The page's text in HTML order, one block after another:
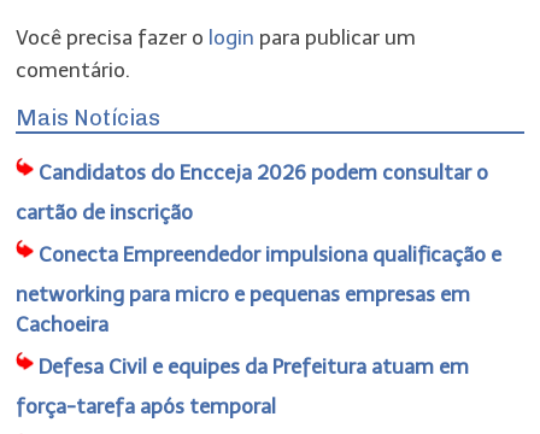
Você precisa fazer o login para publicar um
comentário.
Mais Notícias
Candidatos do Encceja 2026 podem consultar o
cartão de inscrição
Conecta Empreendedor impulsiona qualificação e
networking para micro e pequenas empresas em
Cachoeira
Defesa Civil e equipes da Prefeitura atuam em
força-tarefa após temporal